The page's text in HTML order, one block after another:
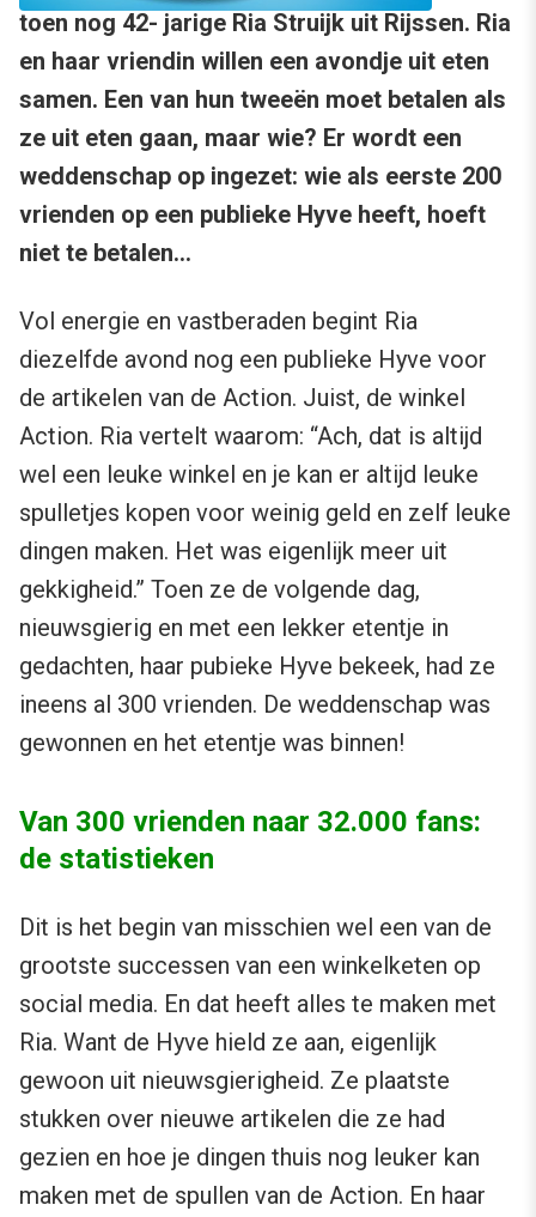
toen nog 42- jarige Ria Struijk uit Rijssen. Ria
en haar vriendin willen een avondje uit eten
samen. Een van hun tweeën moet betalen als
ze uit eten gaan, maar wie? Er wordt een
weddenschap op ingezet: wie als eerste 200
vrienden op een publieke Hyve heeft, hoeft
niet te betalen…
Vol energie en vastberaden begint Ria
diezelfde avond nog een publieke Hyve voor
de artikelen van de Action. Juist, de winkel
Action. Ria vertelt waarom: “Ach, dat is altijd
wel een leuke winkel en je kan er altijd leuke
spulletjes kopen voor weinig geld en zelf leuke
dingen maken. Het was eigenlijk meer uit
gekkigheid.” Toen ze de volgende dag,
nieuwsgierig en met een lekker etentje in
gedachten, haar pubieke Hyve bekeek, had ze
ineens al 300 vrienden. De weddenschap was
gewonnen en het etentje was binnen!
Van 300 vrienden naar 32.000 fans:
de statistieken
Dit is het begin van misschien wel een van de
grootste successen van een winkelketen op
social media. En dat heeft alles te maken met
Ria. Want de Hyve hield ze aan, eigenlijk
gewoon uit nieuwsgierigheid. Ze plaatste
stukken over nieuwe artikelen die ze had
gezien en hoe je dingen thuis nog leuker kan
maken met de spullen van de Action. En haar